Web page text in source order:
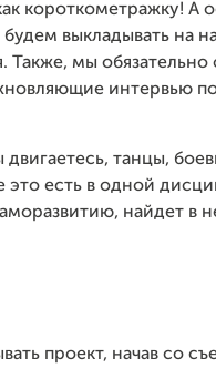
короткометражку! А
выкладывать на
Также, мы обязательно
интервью
двигаетесь, танцы,
это есть в одной
найдет в
проект, начав со